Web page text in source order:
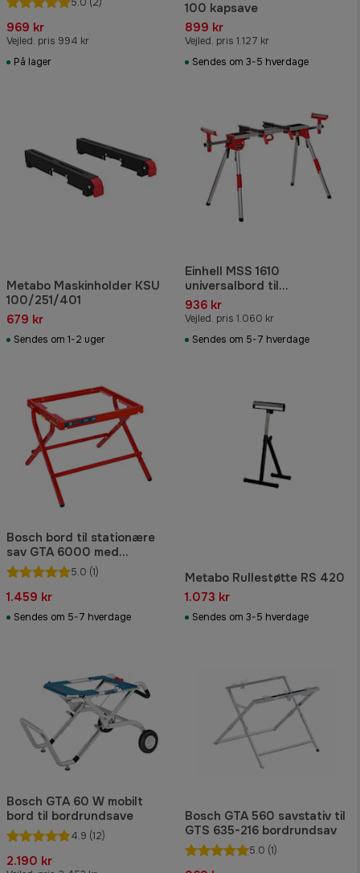
969 kr
Vejled. pris 994 kr
På lager
100 kapsave
899 kr
Vejled. pris 1.127 kr
Sendes om 3-5 hverdage
Metabo Maskinholder KSU
100/251/401
679 kr
Sendes om 1-2 uger
Einhell MSS 1610
universalbord til
kap-/geringssav
936 kr
Vejled. pris 1.060 kr
Sendes om 5-7 hverdage
Bosch bord til stationære
sav GTA 6000 med
sammenklappeligt understel
5.0 (1)
1.459 kr
Sendes om 5-7 hverdage
Metabo Rullestøtte RS 420
1.073 kr
Sendes om 3-5 hverdage
Bosch GTA 60 W mobilt
bord til bordrundsave
4.9 (12)
2.190 kr
Bosch GTA 560 savstativ til
GTS 635-216 bordrundsav
5.0 (1)